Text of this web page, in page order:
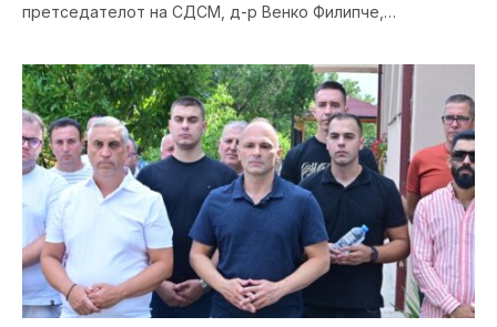
претседателот на СДСМ, д-р Венко Филипче,…